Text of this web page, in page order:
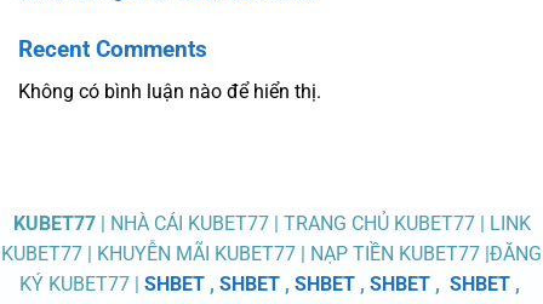
Recent Comments
Không có bình luận nào để hiển thị.
KUBET77| NHÀ CÁI KUBET77 | TRANG CHỦ KUBET77 | LINK
KUBET77 | KHUYỄN MÃI KUBET77 | NẠP TIỀN KUBET77 |ĐĂNG
KÝ KUBET77 | SHBET, SHBET, SHBET, SHBET, SHBET,